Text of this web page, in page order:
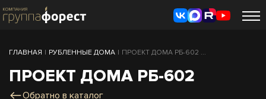
ГЛАВНАЯ | РУБЛЕННЫЕ ДОМА | ПРОЕКТ ДОМА РБ-602 ...
ПРОЕКТ ДОМА РБ-602
Обратно в каталог